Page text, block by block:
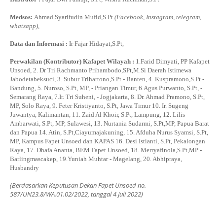
Medsos: Ahmad Syarifudin Mufid,S.Pt (Facebook, Instagram, telegram,
whatsapp),
Data dan Informasi : Ir Fajar Hidayat,S.Pt,
Perwakilan (Kontributor) Kafapet Wilayah : 1.Farid Dimyati, PP Kafapet
Unsoed, 2. Dr Tri Rachmanto Prihambodo,SPt,M.Si Daerah Istimewa
Jabodetabeksuci, 3. Subur Trihartono,S.Pt - Banten, 4. Kuspramono,S.Pt -
Bandung, 5. Nuroso, S.Pt, MP, - Priangan Timur, 6.Agus Purwanto, S.Pt, -
Semarang Raya, 7.Ir. Tri Suheni, - Jogjakarta, 8. Dr. Ahmad Pramono, S.Pt,
MP, Solo Raya, 9. Feter Kristiyanto, S.Pt, Jawa Timur 10. Ir. Sugeng
Juwantya, Kalimantan, 11. Zaid Al Khoir, S.Pt, Lampung, 12. Lilis
Ambarwati, S.Pt, MP, Sulawesi, 13. Nurtania Sudarmi, S.Pt,MP, Papua Barat
dan Papua 14. Atin, S.Pt,Ciayumajakuning, 15. Afduha Nurus Syamsi, S.Pt,
MP, Kampus Fapet Unsoed dan KAPAS 16. Desi Istianti, S.Pt, Pekalongan
Raya, 17. Dhafa Ananta, BEM Fapet Unsoed, 18. Merryafinola,S.Pt,MP -
Barlingmascakep, 19.Yuniah Muhtar - Magelang, 20. Abhipraya,
Husbandry
(Berdasarkan Keputusan Dekan Fapet Unsoed no.
587/UN23.8/WA.01.02/2022, tanggal 4 Juli 2022)